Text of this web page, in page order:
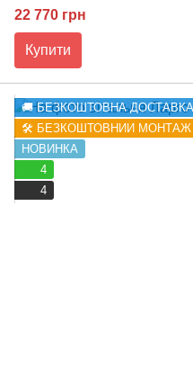
22 770 грн
Купити
🚚 БЕЗКОШТОВНА
🛠️ БЕЗКОШТОВНИЙ МОНТАЖ
НОВИНКА
4
4